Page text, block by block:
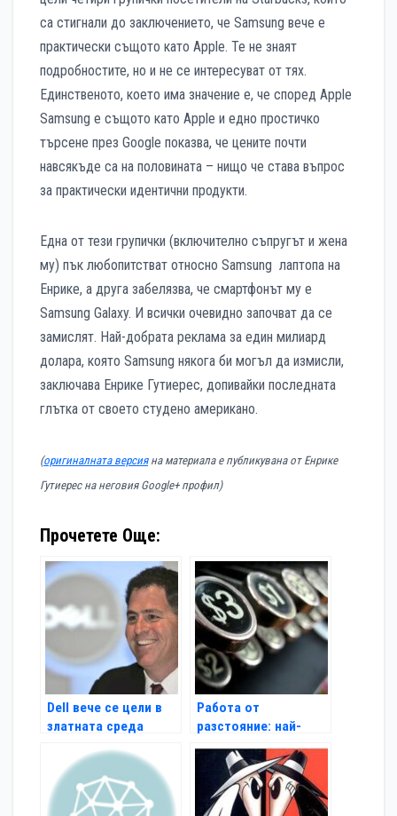
са стигнали до заключението, че Samsung вече е
практически същото като Apple. Те не знаят
подробностите, но и не се интересуват от тях.
Единственото, което има значение е, че според Apple
Samsung е същото като Apple и едно простичко
търсене през Google показва, че цените почти
навсякъде са на половината – нищо че става въпрос
за практически идентични продукти.
Една от тези групички (включително съпругът и жена
му) пък любопитстват относно Samsung лаптопа на
Енрике, а друга забелязва, че смартфонът му е
Samsung Galaxy. И всички очевидно започват да се
замислят. Най-добрата реклама за един милиард
долара, която Samsung някога би могъл да измисли,
заключава Енрике Гутиерес, допивайки последната
глътка от своето студено американо.
(оригиналната версияна материала е публикувана от Енрике
Гутиерес на неговия Google+ профил)
Прочетете Още:
Dell вече се цели в
златната среда
Работа от
разстояние: най-
важното за фирмата